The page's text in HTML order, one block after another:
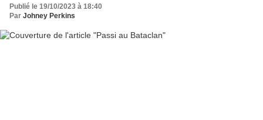
Publié le 19/10/2023 à 18:40
Par Johney Perkins